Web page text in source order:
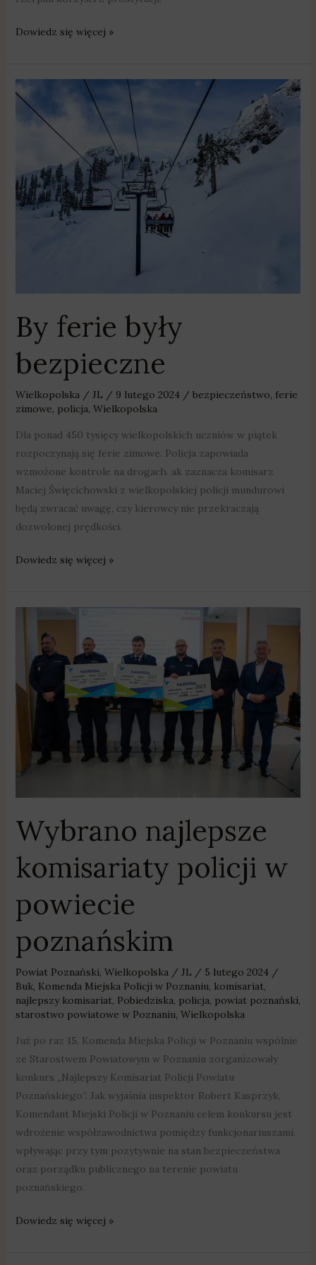
Dowiedz się więcej »
By ferie były
bezpieczne
Wielkopolska/ JL / 9 lutego 2024 / bezpieczeństwo, ferie
zimowe, policja, Wielkopolska
Dla ponad 450 tysięcy wielkopolskich uczniów w piątek
rozpoczynają się ferie zimowe. Policja zapowiada
wzmożone kontrole na drogach. ak zaznacza komisarz
Maciej Święcichowski z wielkopolskiej policji mundurowi
będą zwracać uwagę, czy kierowcy nie przekraczają
dozwolonej prędkości.
By
ferie
bezpieczne
Dowiedz się więcej »
Wybrano najlepsze
komisariaty policji w
powiecie
poznańskim
Powiat Poznański, Wielkopolska/ JL / 5 lutego 2024 /
Buk, Komenda Miejska Policji w Poznaniu, komisariat,
najlepszy komisariat, Pobiedziska, policja, powiat poznański,
starostwo powiatowe w Poznaniu, Wielkopolska
Już po raz 15. Komenda Miejska Policji w Poznaniu wspólnie
ze Starostwem Powiatowym w Poznaniu zorganizowały
konkurs „Najlepszy Komisariat Policji Powiatu
Poznańskiego”. Jak wyjaśnia inspektor Robert Kasprzyk,
Komendant Miejski Policji w Poznaniu celem konkursu jest
wdrożenie współzawodnictwa pomiędzy funkcjonariuszami,
wpływając przy tym pozytywnie na stan bezpieczeństwa
oraz porządku publicznego na terenie powiatu
poznańskiego.
najlepsze
komisariaty
policji
w
poznańskim
Dowiedz się więcej »